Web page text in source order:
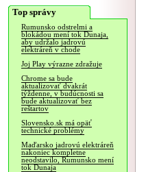
Top správy
Rumunsko odstrelmi a
blokádou mení tok Dunaja,
aby udržalo jadrovú
elektráreň v chode
Joj Play výrazne zdražuje
Chrome sa bude
aktualizovať dvakrát
týždenne, v budúcnosti sa
bude aktualizovať bez
reštartov
Slovensko.sk má opäť
technické problémy
Maďarsko jadrovú elektráreň
nakoniec kompletne
neodstavilo, Rumunsko mení
tok Dunaja